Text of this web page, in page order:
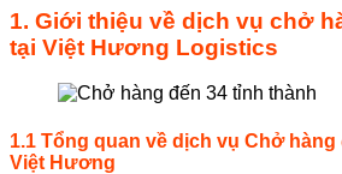
1. Giới thiệu về dịch vụ chở
tại Việt Hương Logistics
1.1 Tổng quan về dịch vụ Chở
Việt Hương